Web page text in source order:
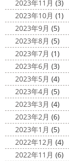
ひ読んでみて
きた塗膜は、
らされて ...
カ陽気になり過
お知らせをさ
ト神奈川営業
このよ ...
小倉氏ライド
で、すぐ立てて
10日が過ぎよ
に終わってし
トもなくなり
えしたマービス
2023年11月 (3)
2023年10月 (1)
2023年9月 (5)
2023年8月 (5)
2023年7月 (1)
2023年6月 (3)
2023年5月 (4)
2023年4月 (5)
2023年3月 (4)
2023年2月 (6)
2023年1月 (5)
2022年12月 (4)
2022年11月 (6)